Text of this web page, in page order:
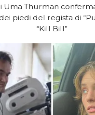
Uma Thurman
piedi del regista di
“Kill Bill”